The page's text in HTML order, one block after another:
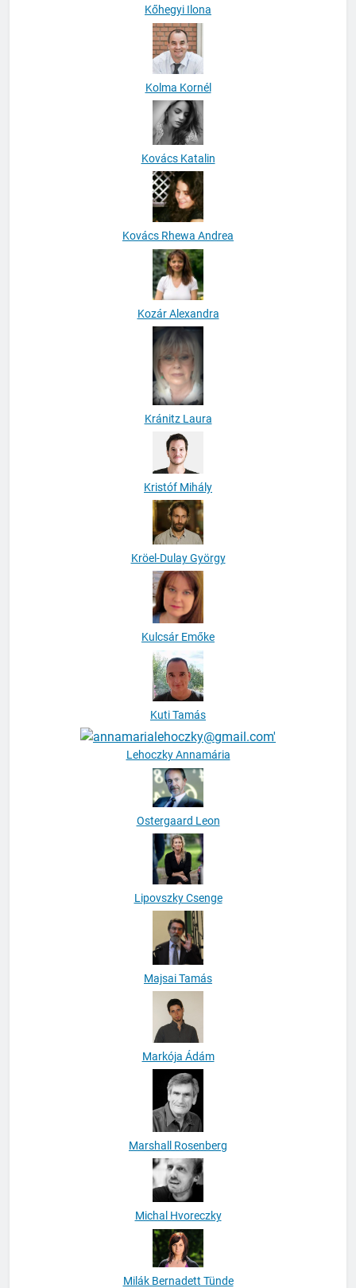
Kőhegyi Ilona
Kolma Kornél
Kovács Katalin
Kovács Rhewa Andrea
Kozár Alexandra
Kránitz Laura
Kristóf Mihály
Kröel-Dulay György
Kulcsár Emőke
Kuti Tamás
Lehoczky Annamária
Ostergaard Leon
Lipovszky Csenge
Majsai Tamás
Markója Ádám
Marshall Rosenberg
Michal Hvoreczky
Milák Bernadett Tünde